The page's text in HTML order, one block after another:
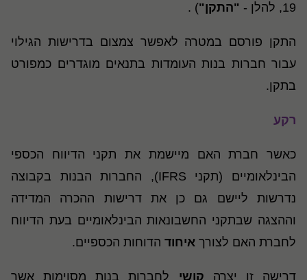
19, להלן -
"התקן") .
התקן פורסם במטרה לאפשר צמצום בדרישות הגילוי
עבור חברות בנות העומדות בתנאים מוגדרים כמפורט
בתקן.
רקע
כאשר חברת האם מיישמת את תקני הדיווח הכספי
הבינלאומיים (תקני IFRS), החברות הבנות בקבוצה
נדרשות ליישם גם כן את דרישות ההכרה המדידה
וההצגה שבתקני החשבונאות הבינלאומיים בעת הדיווח
לחברת האם לצורך איחוד הדוחות הכספיים.
דרישה זו יצרה קושי לחברות בנות מסוימות אשר